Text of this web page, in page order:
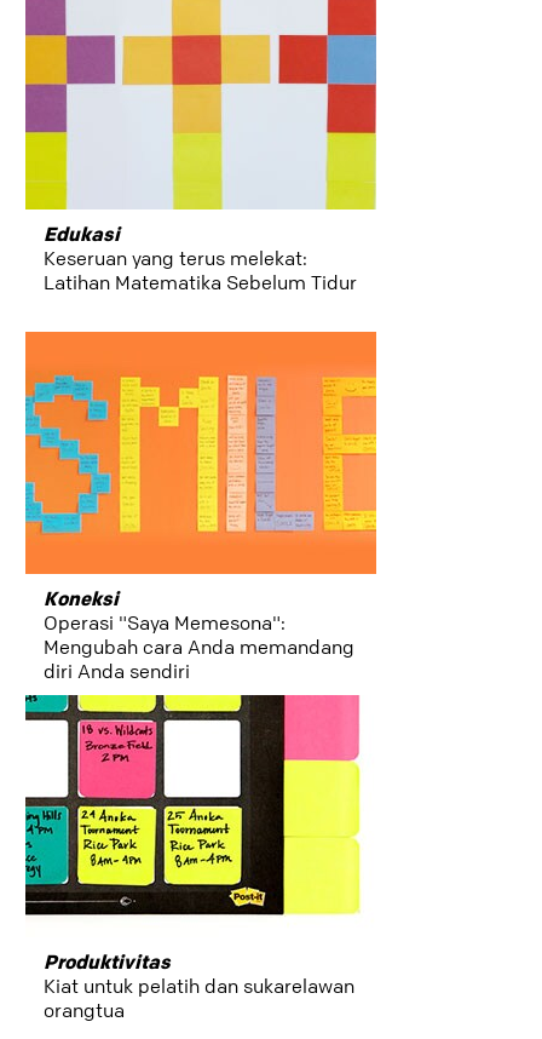
Edukasi
Keseruan yang terus melekat:
Latihan Matematika Sebelum Tidur
Koneksi
Operasi "Saya Memesona":
Mengubah cara Anda memandang
diri Anda sendiri
Produktivitas
Kiat untuk pelatih dan sukarelawan
orangtua